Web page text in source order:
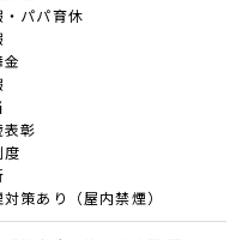
・パパ育休
金
表彰
度
策あり（屋内禁煙）